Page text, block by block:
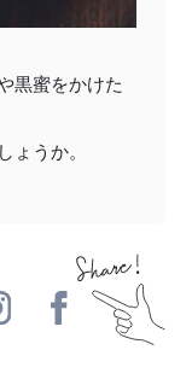
黒蜜をかけた
ょうか。